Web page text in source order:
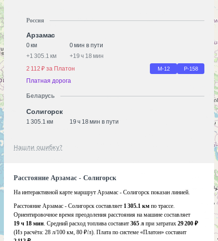
Россия
Арзамас
0 км
0 мин в пути
+1 305.1 км +19 ч 18 мин
2 112 ₽ за Платон
М-12 Р-158
Платная дорога
Беларусь
Солигорск
1 305.1 км 19 ч 18 мин в пути
Нашли ошибку?
Расстояние Арзамас - Солигорск
На интерактивной карте маршрут Арзамас - Солигорск показан линией.
Расстояние Арзамас - Солигорск составляет 1 305.1 км по трассе.
Ориентировочное время преодоления расстояния на машине составляет
19 ч 18 мин. Средний расход топлива составит 365 л при затратах 29 200 ₽
(Из расчёта: 28 л/100 км, 80 ₽/л). Плата по системе «Платон» составит